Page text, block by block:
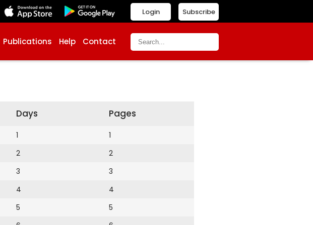
Subscribe
Login
Publications Help Contact
Days
1
2
3
4
5
Pages
1
2
3
4
5